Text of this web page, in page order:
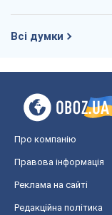
Всі думки
Про компанію
Правова інформація
Реклама на сайті
Редакційна політика